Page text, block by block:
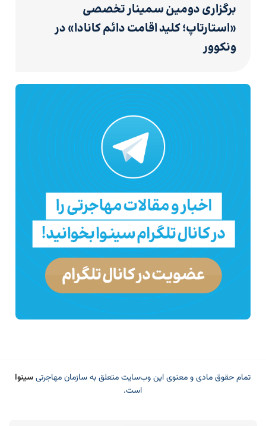
برگزاری دومین سمینار تخصصی
«استارتاپ؛ کلید اقامت دائم کانادا» در
ونکوور
تمام حقوق مادی و معنوی این وب‌سایت متعلق به سازمان مهاجرتیسینوا
است.